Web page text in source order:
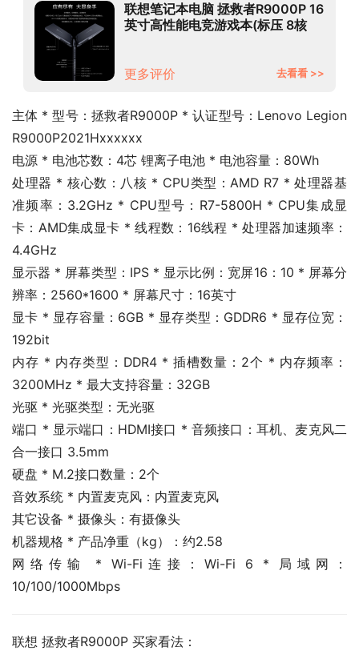
联想笔记本电脑 拯救者R9000P 16
英寸高性能电竞游戏本(标压 8核
更多评价
去看看 >>
主体 * 型号：拯救者R9000P * 认证型号：Lenovo Legion
R9000P2021Hxxxxxx
电源 * 电池芯数：4芯 锂离子电池 * 电池容量：80Wh
处理器 * 核心数：八核 * CPU类型：AMD R7 * 处理器基
准频率：3.2GHz * CPU型号：R7-5800H * CPU集成显
卡：AMD集成显卡 * 线程数：16线程 * 处理器加速频率：
4.4GHz
显示器 * 屏幕类型：IPS * 显示比例：宽屏16：10 * 屏幕分
辨率：2560*1600 * 屏幕尺寸：16英寸
显卡 * 显存容量：6GB * 显存类型：GDDR6 * 显存位宽：
192bit
内存 * 内存类型：DDR4 * 插槽数量：2个 * 内存频率：
3200MHz * 最大支持容量：32GB
光驱 * 光驱类型：无光驱
端口 * 显示端口：HDMI接口 * 音频接口：耳机、麦克风二
合一接口 3.5mm
硬盘 * M.2接口数量：2个
音效系统 * 内置麦克风：内置麦克风
其它设备 * 摄像头：有摄像头
机器规格 * 产品净重（kg）：约2.58
网络传输 * Wi-Fi连接：Wi-Fi 6 * 局域网：
10/100/1000Mbps
联想 拯救者R9000P 买家看法：